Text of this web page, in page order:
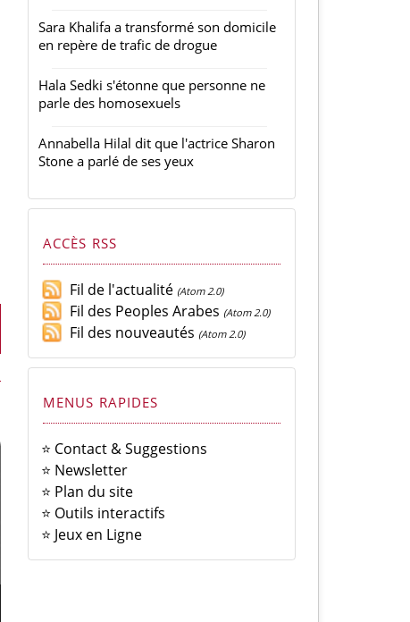
Sara Khalifa a transformé son domicile
en repère de trafic de drogue
Hala Sedki s'étonne que personne ne
parle des homosexuels
Annabella Hilal dit que l'actrice Sharon
Stone a parlé de ses yeux
ACCÈS RSS
Fil de l'actualité (Atom 2.0)
Fil des Peoples Arabes (Atom 2.0)
Fil des nouveautés (Atom 2.0)
MENUS RAPIDES
⭐ Contact & Suggestions
⭐ Newsletter
⭐ Plan du site
⭐ Outils interactifs
⭐ Jeux en Ligne